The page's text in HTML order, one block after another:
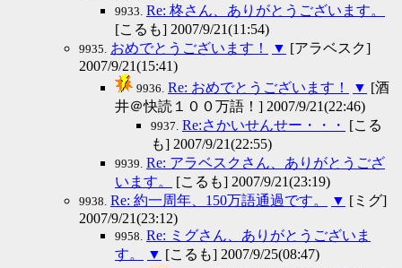
9933. Re: 柊さん、ありがとうございます。
[こるも] 2007/9/21(11:54)
9935. おめでとうございます！ ▼ [アラベスク]
2007/9/21(15:41)
9936. Re: おめでとうございます！ ▼ [酒
井＠快読１００万語！] 2007/9/21(22:46)
9937. Re:さかいせんせー・・・
[こる
も] 2007/9/21(22:55)
9939. Re: アラベスクさん、ありがとうござ
います。
[こるも] 2007/9/21(23:19)
9938. Re: 約一周年、150万語通過です。 ▼ [ミグ]
2007/9/21(23:12)
9958. Re: ミグさん、ありがとうございま
す。
▼ [こるも] 2007/9/25(08:47)